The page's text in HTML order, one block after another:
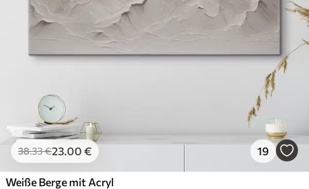
38.33€23.00 € 19
Weiße Berge mit Acryl